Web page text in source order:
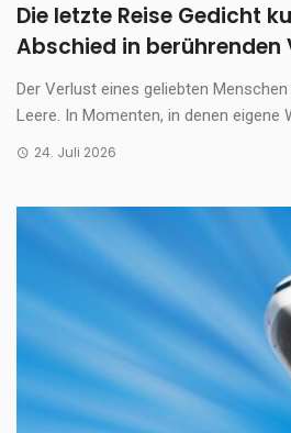
Die letzte Reise Gedicht
Abschied in berührenden
Der Verlust eines geliebten
Leere. In Momenten, in denen eigene
24. Juli 2026